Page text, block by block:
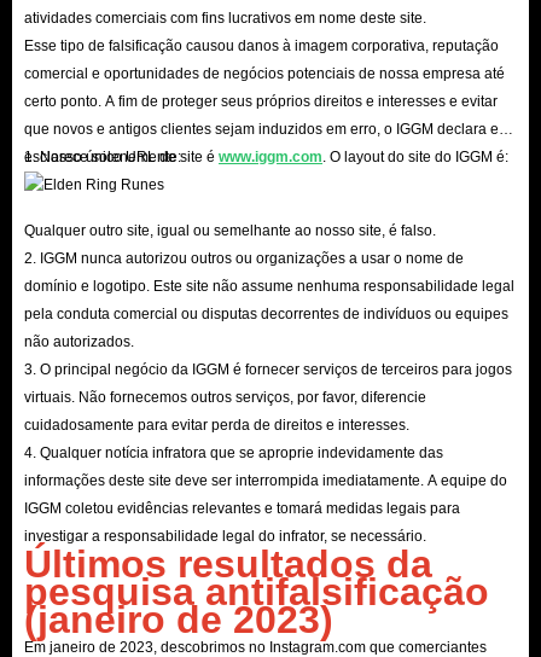
atividades comerciais com fins lucrativos em nome deste site.
Esse tipo de falsificação causou danos à imagem corporativa, reputação
comercial e oportunidades de negócios potenciais de nossa empresa até
certo ponto. A fim de proteger seus próprios direitos e interesses e evitar
que novos e antigos clientes sejam induzidos em erro, o IGGM declara e
esclarece solenemente:
1. Nosso único URL de site é www.iggm.com . O layout do site do IGGM é:
Qualquer outro site, igual ou semelhante ao nosso site, é falso.
2. IGGM nunca autorizou outros ou organizações a usar o nome de
domínio e logotipo. Este site não assume nenhuma responsabilidade legal
pela conduta comercial ou disputas decorrentes de indivíduos ou equipes
não autorizados.
3. O principal negócio da IGGM é fornecer serviços de terceiros para jogos
virtuais. Não fornecemos outros serviços, por favor, diferencie
cuidadosamente para evitar perda de direitos e interesses.
4. Qualquer notícia infratora que se aproprie indevidamente das
informações deste site deve ser interrompida imediatamente. A equipe do
IGGM coletou evidências relevantes e tomará medidas legais para
investigar a responsabilidade legal do infrator, se necessário.
Últimos resultados da
pesquisa antifalsificação
(janeiro de 2023)
Em janeiro de 2023, descobrimos no Instagram.com que comerciantes